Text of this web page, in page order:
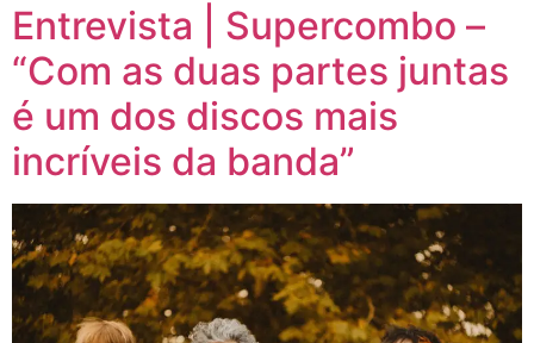
Entrevista | Supercombo –
“Com as duas partes juntas
é um dos discos mais
incríveis da banda”